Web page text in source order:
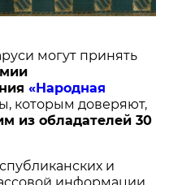
могут принять
«Народная
которым доверяют,
из обладателей 30
и
информации,